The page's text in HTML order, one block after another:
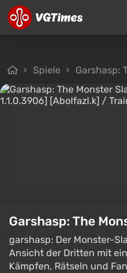
Spiele Garshasp:
Garshasp: The
garshasp: Der Monster-
Ansicht der Dritten mit
Kämpfen, Rätseln und